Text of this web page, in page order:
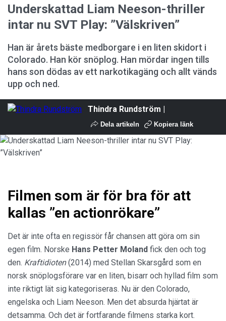
Underskattad Liam Neeson-thriller
intar nu SVT Play: ”Välskriven”
Han är årets bäste medborgare i en liten skidort i
Colorado. Han kör snöplog. Han mördar ingen tills
hans son dödas av ett narkotikagäng och allt vänds
upp och ned.
Thindra Rundström |
Dela artikeln Kopiera länk
Filmen som är för bra för att
kallas ”en actionrökare”
Det är inte ofta en regissör får chansen att göra om sin
egen film. Norske Hans Petter Moland fick den och tog
den. Kraftidioten(2014) med Stellan Skarsgård som en
norsk snöplogsförare var en liten, bisarr och hyllad film som
inte riktigt lät sig kategoriseras. Nu är den Colorado,
engelska och Liam Neeson. Men det absurda hjärtat är
detsamma. Och det är fortfarande filmens starka kort.